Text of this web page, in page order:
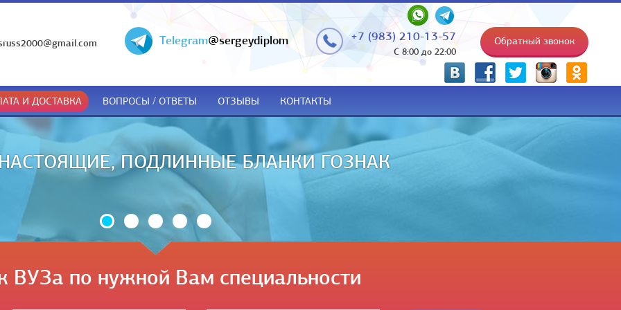
Telegram@sergeydiplom +7 (983) 210-13-57
С 8:00 до 22:00
Обратный звонок
И ДОСТАВКА ВОПРОСЫ / ОТВЕТЫ ОТЗЫВЫ КОНТАКТЫ
ТОЛЬКО ПРИ ПОЛУЧЕНИИ НА РУКИ
ВУЗа по нужной Вам специальности